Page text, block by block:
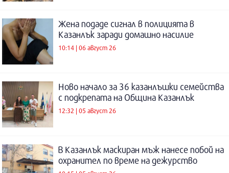
Жена подаде сигнал в полицията в
Казанлък заради домашно насилие
10:14 | 06 август 26
Ново начало за 36 казанлъшки семейства
с подкрепата на Община Казанлък
12:32 | 05 август 26
В Казанлък маскиран мъж нанесе побой на
охранител по време на дежурство